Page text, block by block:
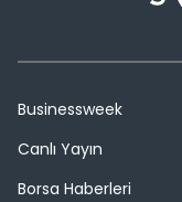
Businessweek
Canlı Yayın
Borsa Haberleri